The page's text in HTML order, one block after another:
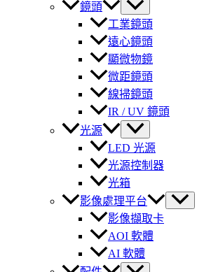
鏡頭
工業鏡頭
遠心鏡頭
顯微物鏡
微距鏡頭
線掃鏡頭
IR / UV 鏡頭
光源
LED 光源
光源控制器
光箱
影像處理平台
影像擷取卡
AOI 軟體
AI 軟體